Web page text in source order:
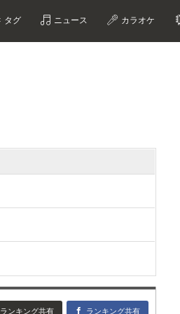
タグ ニュース カラオケ
ランキング共有 ランキング共有